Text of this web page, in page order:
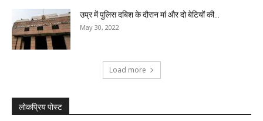
उप्र में पुलिस दबिश के दौरान मां और दो बेटियों की...
May 30, 2022
Load more
लोकप्रिय पोस्ट